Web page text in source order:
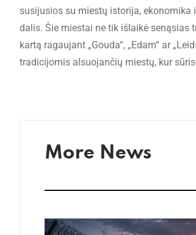
susijusios su miestų istorija,
dalis. Šie miestai ne tik išlaikė senąsias
kartą ragaujant „Gouda“, „Edam“ ar
tradicijomis alsuojančių miestų, kur
More News